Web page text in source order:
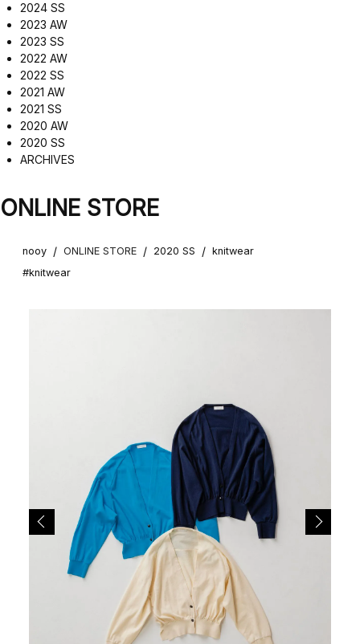
2024 SS
2023 AW
2023 SS
2022 AW
2022 SS
2021 AW
2021 SS
2020 AW
2020 SS
ARCHIVES
ONLINE STORE
nooy / ONLINE STORE / 2020 SS / knitwear
#knitwear